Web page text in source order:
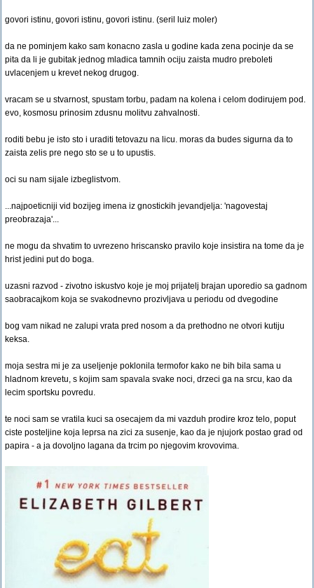
govori istinu, govori istinu, govori istinu. (seril luiz moler)
da ne pominjem kako sam konacno zasla u godine kada zena pocinje da se
pita da li je gubitak jednog mladica tamnih ociju zaista mudro preboleti
uvlacenjem u krevet nekog drugog.
vracam se u stvarnost, spustam torbu, padam na kolena i celom dodirujem pod.
evo, kosmosu prinosim zdusnu molitvu zahvalnosti.
roditi bebu je isto sto i uraditi tetovazu na licu. moras da budes sigurna da to
zaista zelis pre nego sto se u to upustis.
oci su nam sijale izbeglistvom.
...najpoeticniji vid bozijeg imena iz gnostickih jevandjelja: 'nagovestaj
preobrazaja'...
ne mogu da shvatim to uvrezeno hriscansko pravilo koje insistira na tome da je
hrist jedini put do boga.
uzasni razvod - zivotno iskustvo koje je moj prijatelj brajan uporedio sa gadnom
saobracajkom koja se svakodnevno prozivljava u periodu od dvegodine
bog vam nikad ne zalupi vrata pred nosom a da prethodno ne otvori kutiju
keksa.
moja sestra mi je za useljenje poklonila termofor kako ne bih bila sama u
hladnom krevetu, s kojim sam spavala svake noci, drzeci ga na srcu, kao da
lecim sportsku povredu.
te noci sam se vratila kuci sa osecajem da mi vazduh prodire kroz telo, poput
ciste posteljine koja leprsa na zici za susenje, kao da je njujork postao grad od
papira - a ja dovoljno lagana da trcim po njegovim krovovima.